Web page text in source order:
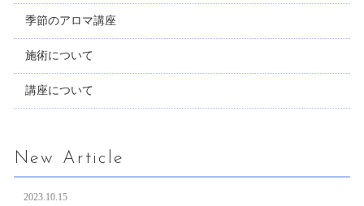
季節のアロマ講座
施術について
講座について
New Article
2023.10.15